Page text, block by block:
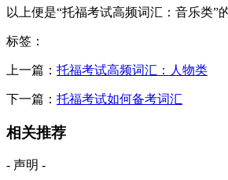
以上便是“托福考试高频词汇：音乐类”
标签：
上一篇： 托福考试高频词汇：人物类
下一篇： 托福考试如何备考词汇
相关推荐
- 声明 -